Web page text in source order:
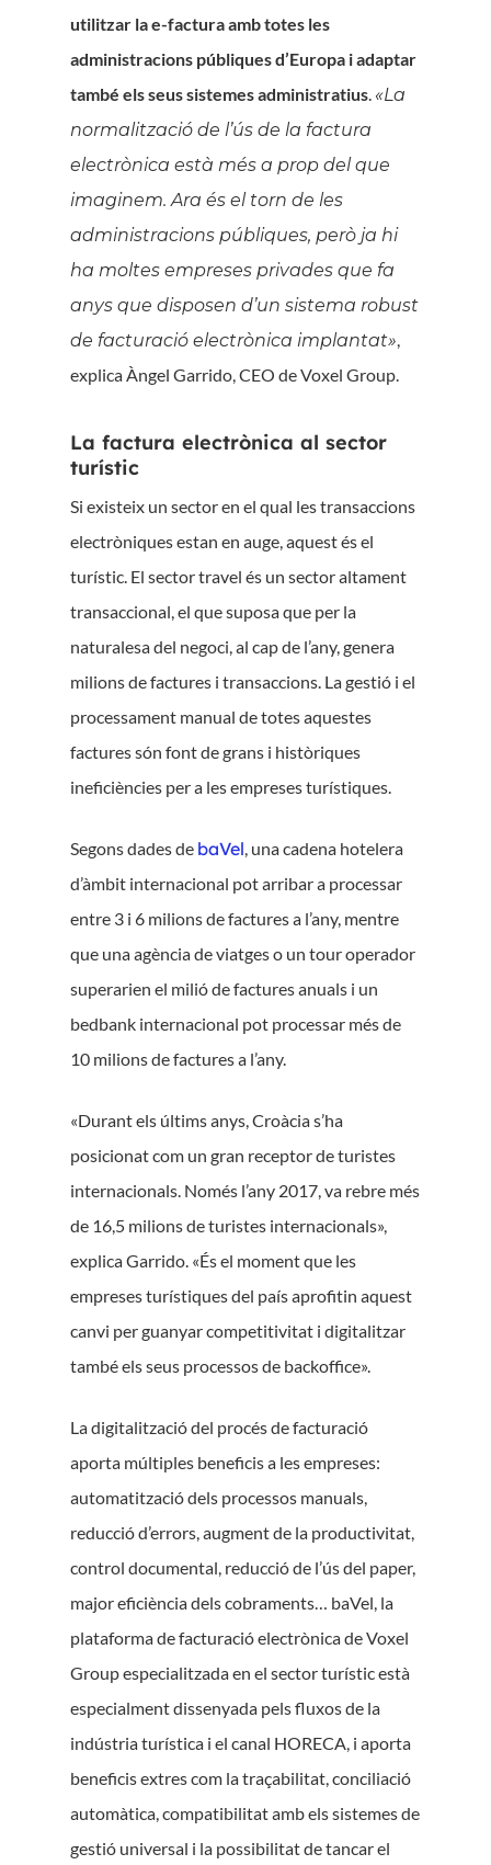
utilitzar la e-factura amb totes les
administracions públiques d’Europa i adaptar
també els seus sistemes administratius. «La
normalització de l’ús de la factura
electrònica està més a prop del que
imaginem. Ara és el torn de les
administracions públiques, però ja hi
ha moltes empreses privades que fa
anys que disposen d’un sistema robust
de facturació electrònica implantat»,
explica Àngel Garrido, CEO de Voxel Group.
La factura electrònica al sector
turístic
Si existeix un sector en el qual les transaccions
electròniques estan en auge, aquest és el
turístic. El sector travel és un sector altament
transaccional, el que suposa que per la
naturalesa del negoci, al cap de l’any, genera
milions de factures i transaccions. La gestió i el
processament manual de totes aquestes
factures són font de grans i històriques
ineficiències per a les empreses turístiques.
Segons dades de baVel, una cadena hotelera
d’àmbit internacional pot arribar a processar
entre 3 i 6 milions de factures a l’any, mentre
que una agència de viatges o un tour operador
superarien el milió de factures anuals i un
bedbank internacional pot processar més de
10 milions de factures a l’any.
«Durant els últims anys, Croàcia s’ha
posicionat com un gran receptor de turistes
internacionals. Només l’any 2017, va rebre més
de 16,5 milions de turistes internacionals»,
explica Garrido. «És el moment que les
empreses turístiques del país aprofitin aquest
canvi per guanyar competitivitat i digitalitzar
també els seus processos de backoffice».
La digitalització del procés de facturació
aporta múltiples beneficis a les empreses:
automatització dels processos manuals,
reducció d’errors, augment de la productivitat,
control documental, reducció de l’ús del paper,
major eficiència dels cobraments… baVel, la
plataforma de facturació electrònica de Voxel
Group especialitzada en el sector turístic està
especialment dissenyada pels fluxos de la
indústria turística i el canal HORECA, i aporta
beneficis extres com la traçabilitat, conciliació
automàtica, compatibilitat amb els sistemes de
gestió universal i la possibilitat de tancar el